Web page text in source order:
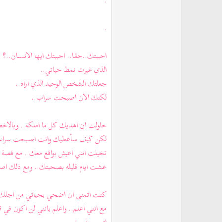
.
احببتك..حقا.. احببتك ايها الانســان..؟
الذي غيرت نمط حياتي..
جعلتك الشخص الوحيد الذي اراه..
لكنك الان اصبحت سراب..
حاولت ان اهديك كل ما املكه..
لكن كيف سأعطيك وانت اصبحت
تخيلت انني اعيش بواقع معك.. مع
عشت ايام قليله بصحبتك.. ومع ذلك
كنت اتمنى ان اضحي بحياتي من
مع انني اعلم.. واعلم بانني لن اكون